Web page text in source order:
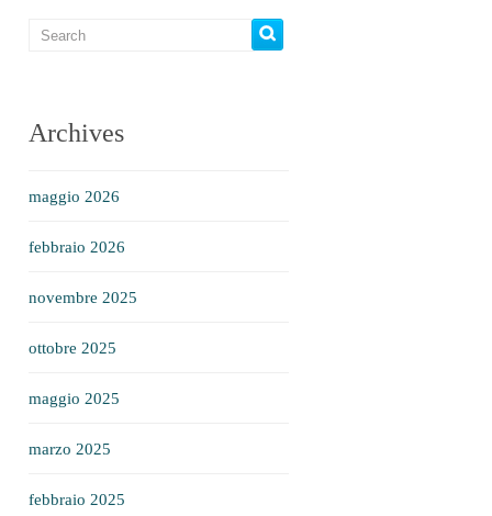
Archives
maggio 2026
febbraio 2026
novembre 2025
ottobre 2025
maggio 2025
marzo 2025
febbraio 2025